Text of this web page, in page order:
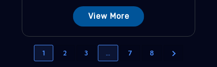
View More
1 2 3 … 7 8